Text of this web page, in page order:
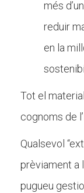
més
reduir
en la
Tot el
cognoms de
Qualsevol
prèviament a
pugueu